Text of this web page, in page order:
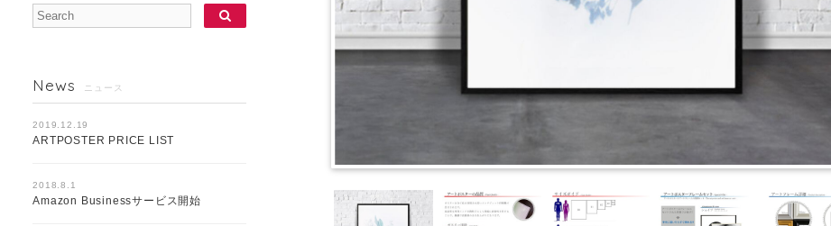
News ニュース
2019.12.19
ARTPOSTER PRICE LIST
2018.8.1
Amazon Businessサービス開始